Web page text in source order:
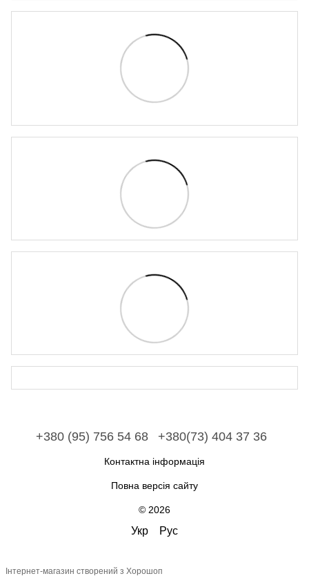
+380 (95) 756 54 68 +380(73) 404 37 36
Контактна інформація
Повна версія сайту
© 2026
Укр Рус
Інтернет-магазин створений з Хорошоп